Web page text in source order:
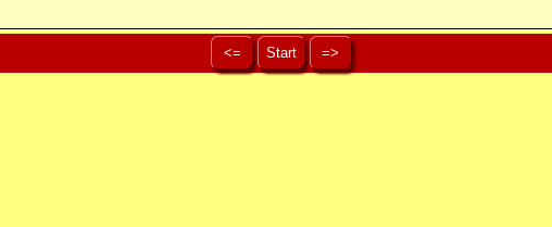
<= Start =>